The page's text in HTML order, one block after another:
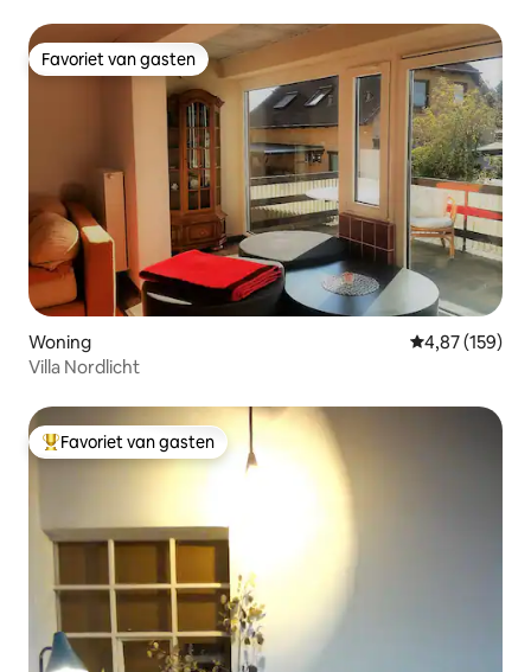
Favoriet van gasten
Favoriet van gasten
Woning Gemiddelde
4,87 (159)
Villa Nordlicht
Topfavoriet van gasten
Favoriet van gasten